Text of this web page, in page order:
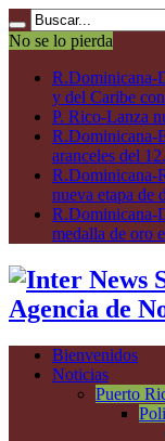
No se lo pierda
R.Dominicana-
y del Caribe
P. Rico-Lanza
R.Dominicana-
aranceles del
R.Dominicana-
nueva etapa de
R.Dominicana-
medalla de oro
Agencia de
Bienvenidos
Noticias
Puerto